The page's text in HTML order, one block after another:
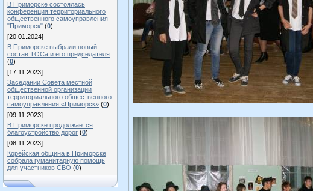
В Приморске состоялась
конференция территориального
общественного самоуправления
"Приморск" (0)
[20.01.2024]
В Приморске выбрали новый
состав ТОСа и его председателя
(0)
[17.11.2023]
Заседании Совета местной
общественной организации
территориального общественного
самоуправления «Приморск» (0)
[09.11.2023]
В Приморске продолжается
благоустройство дорог (0)
[08.11.2023]
Корейская община в Приморске
собрала гуманитарную помощь
для участников СВО (0)